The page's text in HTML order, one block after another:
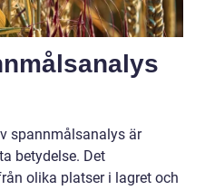
spannmålsanalys är
betydelse. Det
olika platser i lagret och